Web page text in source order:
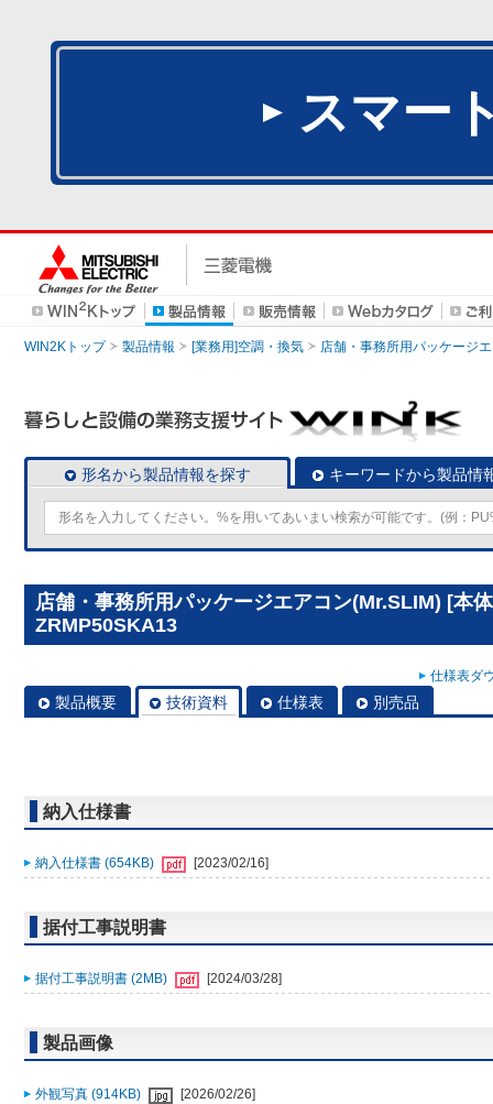
スマー
WIN2Kトップ 製品情報 [業務用]空調・換気 店舗・事務所用パッケージ
形名から製品情報を探す キーワードから製品情
店舗・事務所用パッケージエアコン(Mr.SLIM) [本
ZRMP50SKA13
仕様表ダ
製品概要 技術資料 仕様表 別売品
納入仕様書
納入仕様書 (654KB) [2023/02/16]
据付工事説明書
据付工事説明書 (2MB) [2024/03/28]
製品画像
外観写真 (914KB) [2026/02/26]